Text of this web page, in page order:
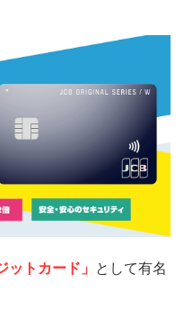
ットカード」 として有名